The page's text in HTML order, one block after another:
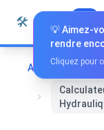
Passer au contenu
🛠️
Accueil
💡 Aimez-
rendre
Cliquez pour